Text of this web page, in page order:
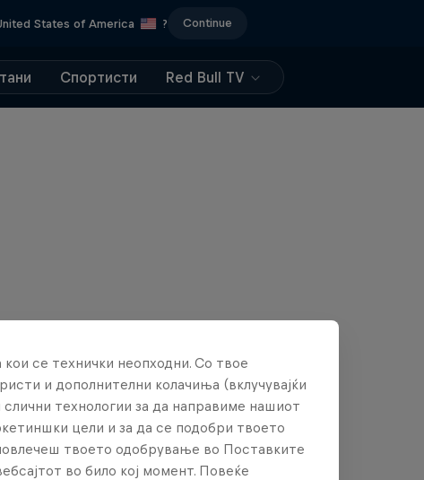
States of America ? Continue
Спортисти Red Bull TV
се технички неопходни. Со твое
и дополнителни колачиња (вклучувајќи
технологии за да направиме нашиот
цели и за да се подобри твоето
твоето одобрување во Поставките
во било кој момент. Повеќе